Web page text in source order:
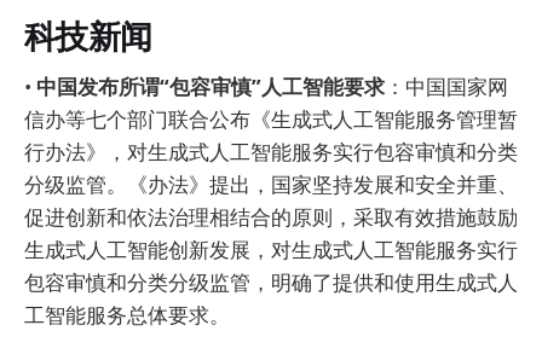
科技新闻
• 中国发布所谓“包容审慎”人工智能要求 ：中国国家网
信办等七个部门联合公布《生成式人工智能服务管理暂
行办法》，对生成式人工智能服务实行包容审慎和分类
分级监管。《办法》提出，国家坚持发展和安全并重、
促进创新和依法治理相结合的原则，采取有效措施鼓励
生成式人工智能创新发展，对生成式人工智能服务实行
包容审慎和分类分级监管，明确了提供和使用生成式人
工智能服务总体要求。